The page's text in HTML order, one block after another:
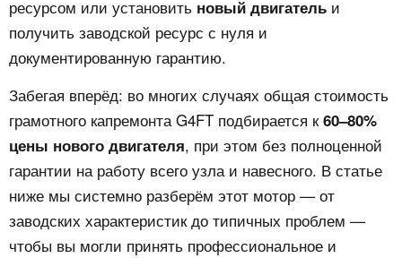
ресурсом или установить новый двигатель и
получить заводской ресурс с нуля и
документированную гарантию.
Забегая вперёд: во многих случаях общая стоимость
грамотного капремонта G4FT подбирается к60–80%
цены нового двигателя, при этом без полноценной
гарантии на работу всего узла и навесного. В статье
ниже мы системно разберём этот мотор — от
заводских характеристик до типичных проблем —
чтобы вы могли принять профессиональное и